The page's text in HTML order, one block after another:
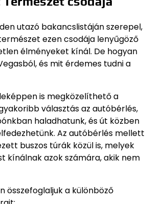
utazó bakancslistáján szerepel,
ezen csodája lenyűgöző
élményeket kínál. De hogyan
és mit érdemes tudni a
is megközelíthető a
választás az autóbérlés,
haladhatunk, és út közben
Az autóbérlés mellett
buszos túrák közül is, melyek
kínálnak azok számára, akik nem
összefoglaljuk a különböző